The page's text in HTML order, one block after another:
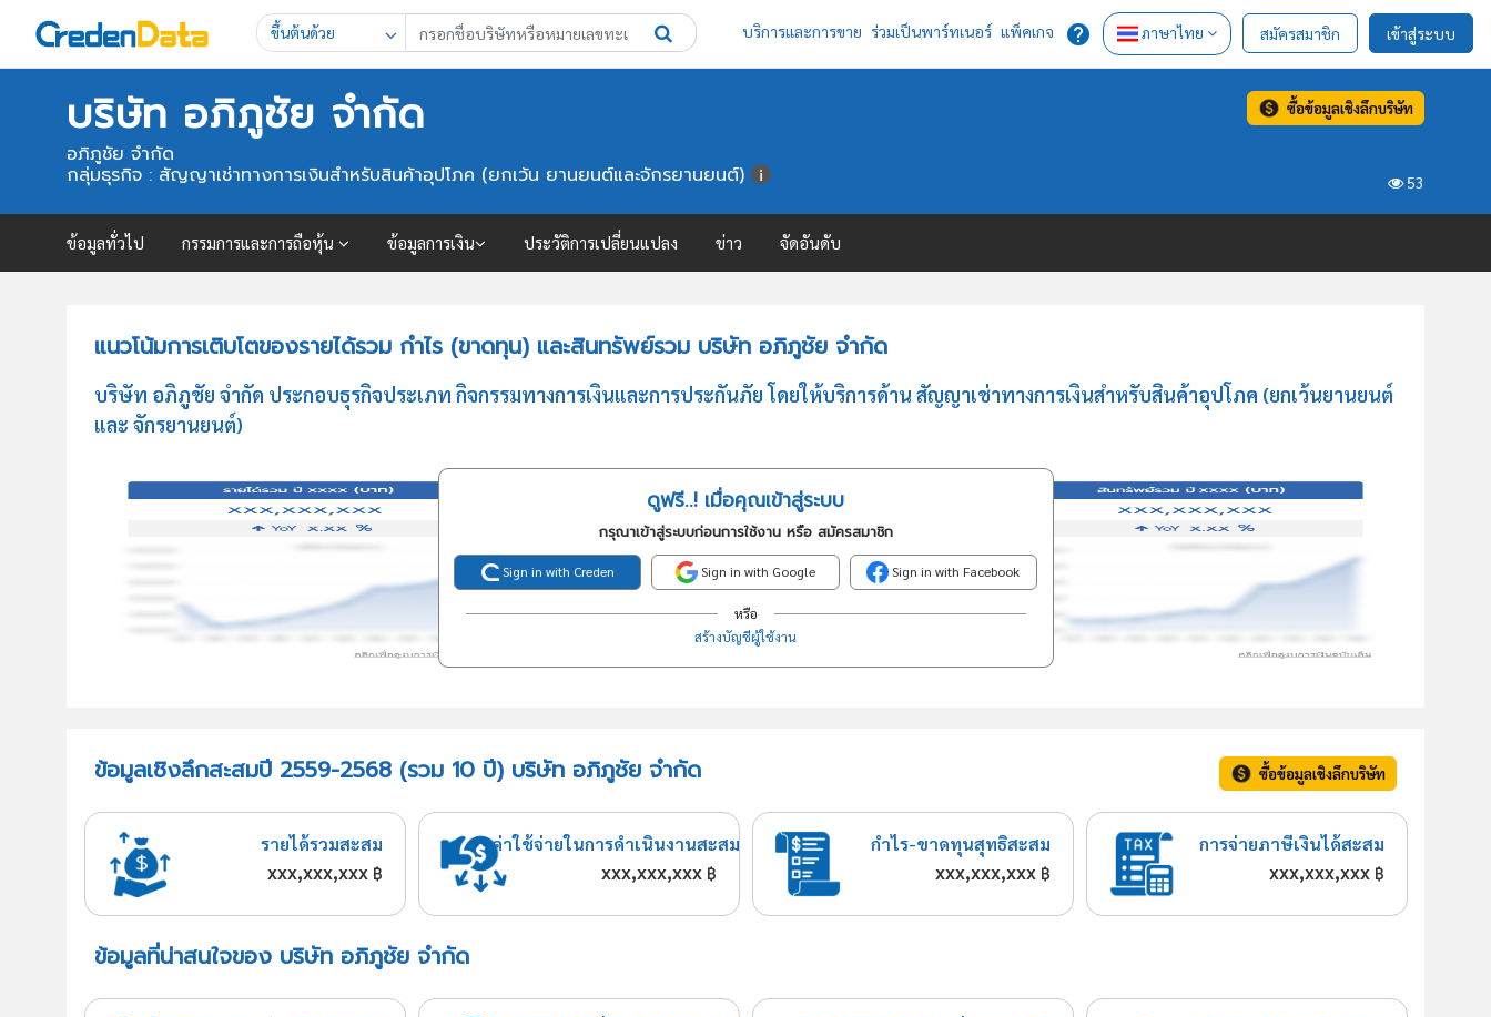
ขึ้นต้นด้วย บริการและการขาย ร่วมเป็นพาร์ทเนอร์ แพ็คเกจ ภาษาไทย สมัครสมาชิก เข้าสู่ระบบ
บริษัท อภิภูชัย จำกัด ซื้อข้อมูลเชิงลึกบริษัท
อภิภูชัย จำกัด
53
กลุ่มธุรกิจ : สัญญาเช่าทางการเงินสำหรับสินค้าอุปโภค (ยกเว้น ยานยนต์และจักรยานยนต์)
ข้อมูลทั่วไป กรรมการและการถือหุ้น ข้อมูลการเงิน ประวัติการเปลี่ยนแปลง ข่าว จัดอันดับ
แนวโน้มการเติบโตของรายได้รวม กำไร (ขาดทุน) และสินทรัพย์รวม บริษัท อภิภูชัย จำกัด
บริษัท อภิภูชัย จำกัด ประกอบธุรกิจประเภท กิจกรรมทางการเงินและการประกันภัย โดยให้บริการด้าน สัญญาเช่าทางการเงินสำหรับสินค้าอุปโภค (ยกเว้นยานยนต์
และ จักรยานยนต์)
ดูฟรี..! เมื่อคุณเข้าสู่ระบบ
กรุณาเข้าสู่ระบบก่อนการใช้งาน หรือ สมัครสมาชิก
Sign in with Creden Sign in with Google Sign in with Facebook
หรือ
สร้างบัญชีผู้ใช้งาน
ข้อมูลเชิงลึกสะสมปี 2559-2568 (รวม 10 ปี) บริษัท อภิภูชัย จำกัด ซื้อข้อมูลเชิงลึกบริษัท
รายได้รวมสะสม
xxx,xxx,xxx ฿
ค่าใช้จ่ายในการดำเนินงานสะสม
xxx,xxx,xxx ฿
กำไร-ขาดทุนสุทธิสะสม
xxx,xxx,xxx ฿
การจ่ายภาษีเงินได้สะสม
xxx,xxx,xxx ฿
ข้อมูลที่น่าสนใจของ บริษัท อภิภูชัย จำกัด